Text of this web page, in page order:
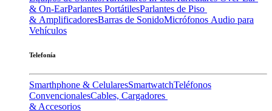
& On-EarParlantes PortátilesParlantes de Piso
& AmplificadoresBarras de SonidoMicrófonos Audio para
Vehículos
Telefonía
Smarthphone & CelularesSmartwatchTeléfonos
ConvencionalesCables, Cargadores
& Accesorios